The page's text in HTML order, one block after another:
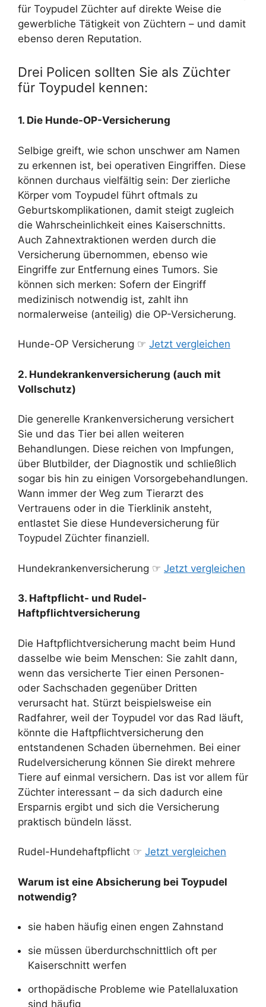
für Toypudel Züchter auf direkte Weise die
gewerbliche Tätigkeit von Züchtern – und damit
ebenso deren Reputation.
Drei Policen sollten Sie als Züchter
für Toypudel kennen:
1. Die Hunde-OP-Versicherung
Selbige greift, wie schon unschwer am Namen
zu erkennen ist, bei operativen Eingriffen. Diese
können durchaus vielfältig sein: Der zierliche
Körper vom Toypudel führt oftmals zu
Geburtskomplikationen, damit steigt zugleich
die Wahrscheinlichkeit eines Kaiserschnitts.
Auch Zahnextraktionen werden durch die
Versicherung übernommen, ebenso wie
Eingriffe zur Entfernung eines Tumors. Sie
können sich merken: Sofern der Eingriff
medizinisch notwendig ist, zahlt ihn
normalerweise (anteilig) die OP-Versicherung.
Hunde-OP Versicherung ☞ Jetzt vergleichen
2. Hundekrankenversicherung (auch mit
Vollschutz)
Die generelle Krankenversicherung versichert
Sie und das Tier bei allen weiteren
Behandlungen. Diese reichen von Impfungen,
über Blutbilder, der Diagnostik und schließlich
sogar bis hin zu einigen Vorsorgebehandlungen.
Wann immer der Weg zum Tierarzt des
Vertrauens oder in die Tierklinik ansteht,
entlastet Sie diese Hundeversicherung für
Toypudel Züchter finanziell.
Hundekrankenversicherung ☞ Jetzt vergleichen
3. Haftpflicht- und Rudel-
Haftpflichtversicherung
Die Haftpflichtversicherung macht beim Hund
dasselbe wie beim Menschen: Sie zahlt dann,
wenn das versicherte Tier einen Personen-
oder Sachschaden gegenüber Dritten
verursacht hat. Stürzt beispielsweise ein
Radfahrer, weil der Toypudel vor das Rad läuft,
könnte die Haftpflichtversicherung den
entstandenen Schaden übernehmen. Bei einer
Rudelversicherung können Sie direkt mehrere
Tiere auf einmal versichern. Das ist vor allem für
Züchter interessant – da sich dadurch eine
Ersparnis ergibt und sich die Versicherung
praktisch bündeln lässt.
Rudel-Hundehaftpflicht ☞ Jetzt vergleichen
Warum ist eine Absicherung bei Toypudel
notwendig?
sie haben häufig einen engen Zahnstand
sie müssen überdurchschnittlich oft per
Kaiserschnitt werfen
orthopädische Probleme wie Patellaluxation
sind häufig